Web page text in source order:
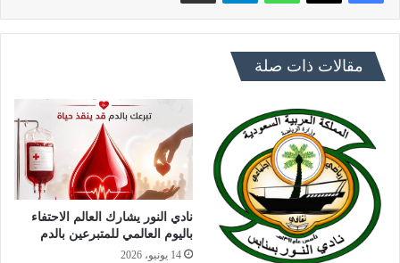
مقالات ذات صلة
نادي النور يشارك العالم الاحتفاء
باليوم العالمي للمتبرعين بالدم
14 يونيو، 2026